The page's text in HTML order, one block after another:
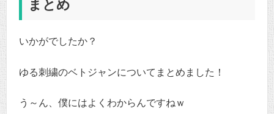
まとめ
いかがでしたか？
ゆる刺繍のベトジャンについてまとめました！
う～ん、僕にはよくわからんですねｗ